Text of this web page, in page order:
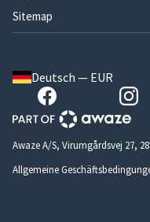
Sitemap
Deutsch — EUR
Awaze A/S, Virumgårdsvej 27,
Allgemeine